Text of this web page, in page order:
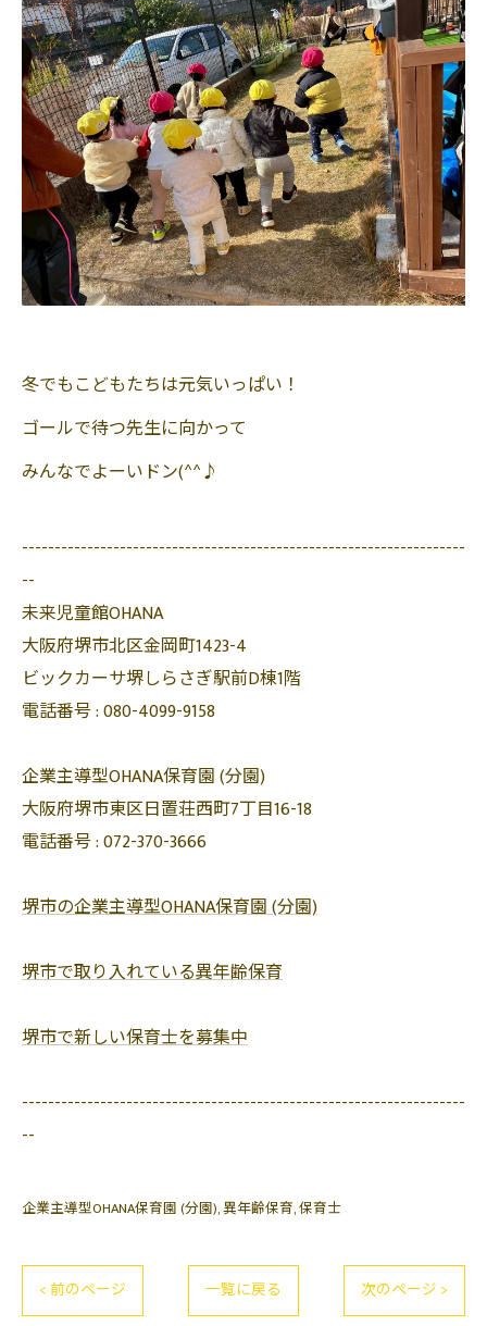
冬でもこどもたちは元気いっぱい！
ゴールで待つ先生に向かって
みんなでよーいドン(^^♪
--------------------------------------------------------------------
--
未来児童館OHANA
大阪府堺市北区金岡町1423-4
ビックカーサ堺しらさぎ駅前D棟1階
電話番号 :080-4099-9158
企業主導型OHANA保育園 (分園)
大阪府堺市東区日置荘西町7丁目16-18
電話番号 :072-370-3666
堺市の企業主導型OHANA保育園 (分園)
堺市で取り入れている異年齢保育
堺市で新しい保育士を募集中
--------------------------------------------------------------------
--
企業主導型OHANA保育園 (分園) 異年齢保育 保育士
< 前のページ 一覧に戻る 次のページ >